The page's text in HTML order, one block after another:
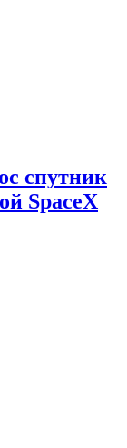
спутник
SpaceX